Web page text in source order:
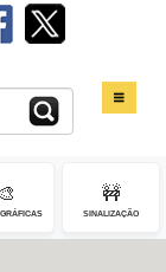
🎨 🚧
SINALIZAÇÃO